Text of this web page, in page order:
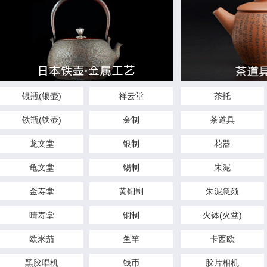
银瓶(银壶) 祥云堂
铁瓶(铁壶) 金制
龙文堂 银制
龟文堂 锡制
金寿堂 黄铜制
晴寿堂 铜制
欧米茄 鱼竿
黑胶唱机 钱币
茶托
茶道具
花器
朱泥
朱泥急须
火钵(火盆)
卡西欧
胶片相机